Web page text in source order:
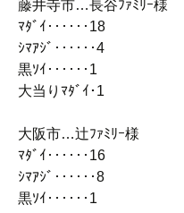
藤井寺市…長谷ﾌｧﾐﾘｰ様
ﾏﾀﾞｲ‥‥‥18
ｼﾏｱｼﾞ‥‥‥4
黒ｿｲ‥‥‥1
大当りﾏﾀﾞｲ･1
大阪市…辻ﾌｧﾐﾘｰ様
ﾏﾀﾞｲ‥‥‥16
ｼﾏｱｼﾞ‥‥‥8
黒ｿｲ‥‥‥1